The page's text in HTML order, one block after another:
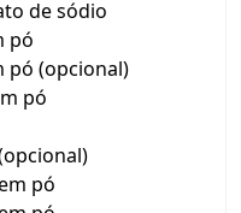
de sódio
pó
pó (opcional)
pó
pó